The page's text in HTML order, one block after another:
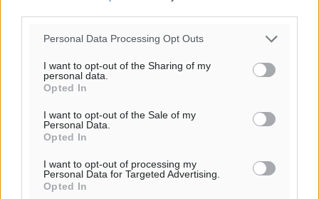
Personal Data Processing Opt Outs
I want to opt-out of the Sharing of my
personal data.
Opted In
I want to opt-out of the Sale of my
Personal Data.
Opted In
I want to opt-out of processing my
Personal Data for Targeted Advertising.
Opted In